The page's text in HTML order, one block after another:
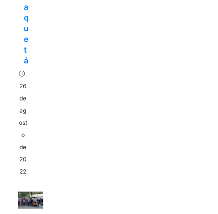
a
q
u
e
t
á
26
de
ag
ost
o
de
20
22